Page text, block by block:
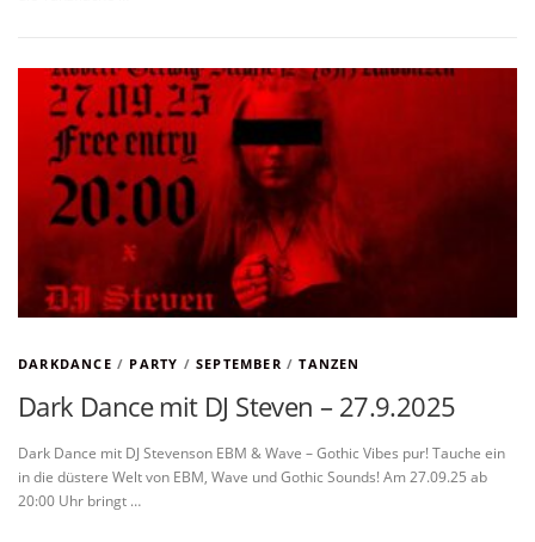
DARKDANCE / PARTY /SEPTEMBER /TANZEN
Dark Dance mit DJ Steven – 27.9.2025
Dark Dance mit DJ Stevenson EBM & Wave – Gothic Vibes pur! Tauche ein
in die düstere Welt von EBM, Wave und Gothic Sounds! Am 27.09.25 ab
20:00 Uhr bringt …